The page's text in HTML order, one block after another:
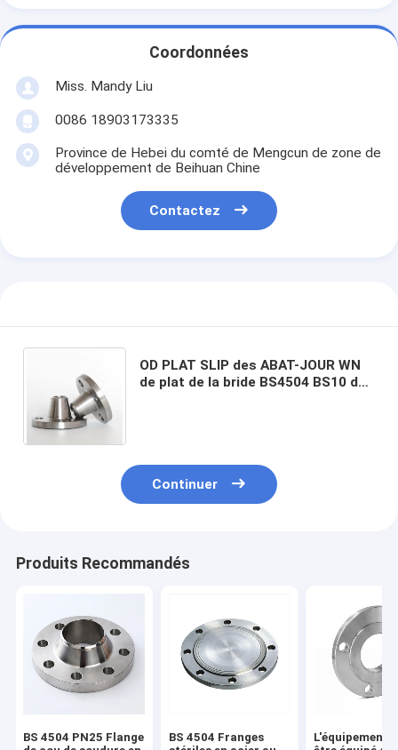
Coordonnées
Miss. Mandy Liu
0086 18903173335
Province de Hebei du comté de Mengcun de zone de
développement de Beihuan Chine
Contactez
OD PLAT SLIP des ABAT-JOUR WN
de plat de la bride BS4504 BS10 de
Continuer
Produits Recommandés
BS 4504 PN25 Flange
BS 4504 Franges
L'équipement